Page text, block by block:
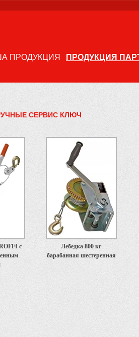
ПРОДУКЦИЯ ПРОДУКЦИЯ
СЕРВИС КЛЮЧ
с
Лебедка 800 кг
барабанная шестеренная